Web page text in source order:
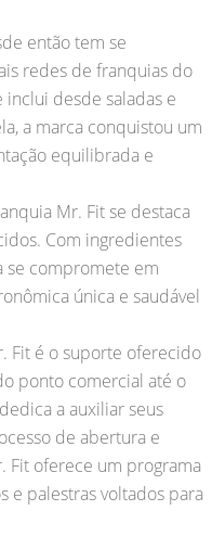
então tem se
redes de franquias do
desde saladas e
a marca conquistou um
equilibrada e
Mr. Fit se destaca
Com ingredientes
se compromete em
única e saudável
Fit é o suporte oferecido
ponto comercial até o
a auxiliar seus
de abertura e
Fit oferece um programa
e palestras voltados para